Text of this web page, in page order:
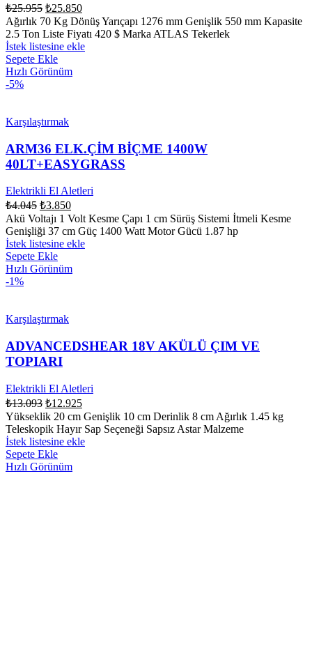
₺25.955 ₺25.850
Ağırlık 70 Kg Dönüş Yarıçapı 1276 mm Genişlik 550 mm Kapasite
2.5 Ton Liste Fiyatı 420 $ Marka ATLAS Tekerlek
İstek listesine ekle
Sepete Ekle
Hızlı Görünüm
-5%
Karşılaştırmak
ARM36 ELK.ÇİM BİÇME 1400W
40LT+EASYGRASS
Elektrikli El Aletleri
₺4.045 ₺3.850
Akü Voltajı 1 Volt Kesme Çapı 1 cm Sürüş Sistemi İtmeli Kesme
Genişliği 37 cm Güç 1400 Watt Motor Gücü 1.87 hp
İstek listesine ekle
Sepete Ekle
Hızlı Görünüm
-1%
Karşılaştırmak
ADVANCEDSHEAR 18V AKÜLÜ ÇIM VE
TOPIARI
Elektrikli El Aletleri
₺13.093 ₺12.925
Yükseklik 20 cm Genişlik 10 cm Derinlik 8 cm Ağırlık 1.45 kg
Teleskopik Hayır Sap Seçeneği Sapsız Astar Malzeme
İstek listesine ekle
Sepete Ekle
Hızlı Görünüm